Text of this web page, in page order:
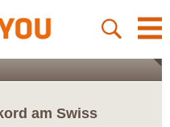
am Swiss